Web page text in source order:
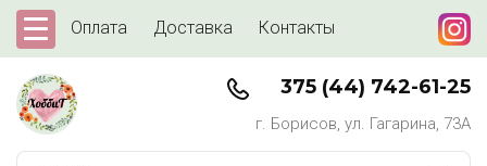
Оплата Доставка Контакты
375 (44) 742-61-25
г. Борисов, ул. Гагарина, 73А